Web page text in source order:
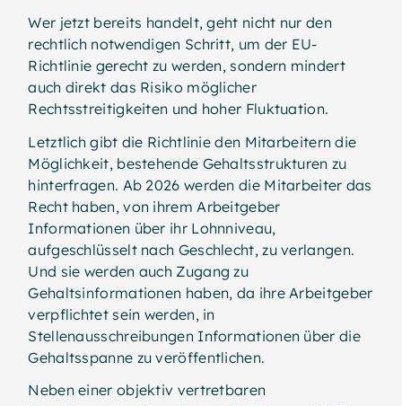
Wer jetzt bereits handelt, geht nicht nur den
rechtlich notwendigen Schritt, um der EU-
Richtlinie gerecht zu werden, sondern mindert
auch direkt das Risiko möglicher
Rechtsstreitigkeiten und hoher Fluktuation.
Letztlich gibt die Richtlinie den Mitarbeitern die
Möglichkeit, bestehende Gehaltsstrukturen zu
hinterfragen. Ab 2026 werden die Mitarbeiter das
Recht haben, von ihrem Arbeitgeber
Informationen über ihr Lohnniveau,
aufgeschlüsselt nach Geschlecht, zu verlangen.
Und sie werden auch Zugang zu
Gehaltsinformationen haben, da ihre Arbeitgeber
verpflichtet sein werden, in
Stellenausschreibungen Informationen über die
Gehaltsspanne zu veröffentlichen.
Neben einer objektiv vertretbaren